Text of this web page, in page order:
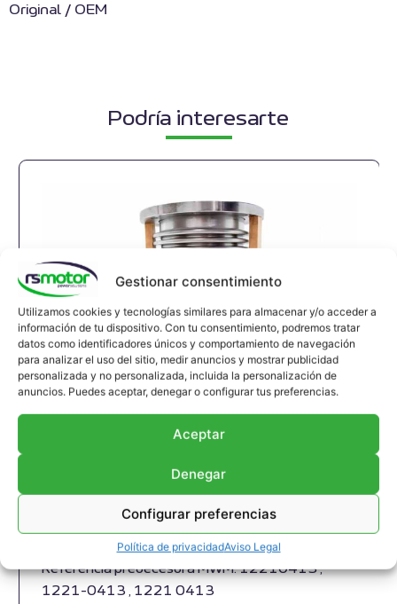
Gestionar consentimiento
Utilizamos cookies y tecnologías similares para almacenar y/o acceder a
información de tu dispositivo. Con tu consentimiento, podremos tratar
datos como identificadores únicos y comportamiento de navegación
para analizar el uso del sitio, medir anuncios y mostrar publicidad
personalizada y no personalizada, incluida la personalización de
anuncios. Puedes aceptar, denegar o configurar tus preferencias.
Aceptar
Denegar
Configurar preferencias
Política de privacidadAviso Legal
Original / OEM
Podría interesarte
Apropiado para motores MWM y modelos TBG
Referencia MWM: 12293789 , 1229-3789 ,
1229 3789
Referencia predecesora MWM: 12210413 ,
1221-0413 , 1221 0413